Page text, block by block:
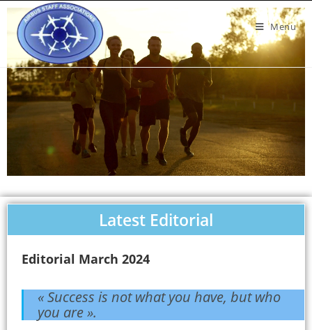
Menu
Latest Editorial
Editorial March 2024
« Success is not what you have, but who
you are ».